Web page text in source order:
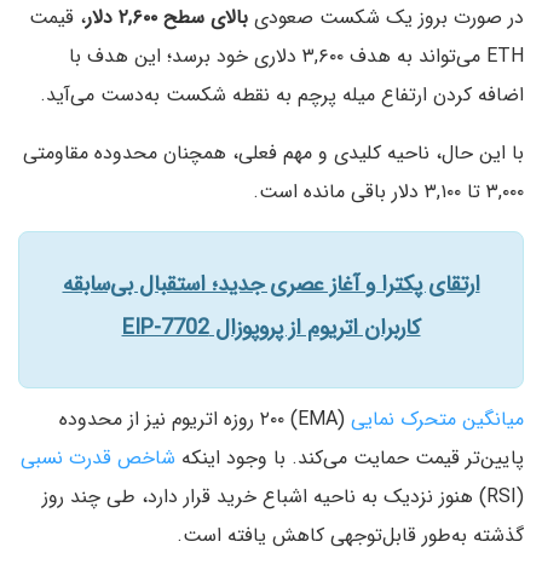
در صورت بروز یک شکست صعودی بالای سطح ۲,۶۰۰ دلار
، قیمت
ETH می‌تواند به هدف ۳,۶۰۰ دلاری خود برسد؛ این هدف با
اضافه کردن ارتفاع میله پرچم به نقطه شکست به‌‌دست می‌آید.
با این حال، ناحیه کلیدی و مهم فعلی، همچنان محدوده مقاومتی
۳,۰۰۰ تا ۳,۱۰۰ دلار باقی مانده است.
ارتقای پکترا و آغاز عصری جدید؛ استقبال بی‌سابقه
کاربران اتریوم از پروپوزال EIP-7702
میانگین متحرک نمایی
(EMA) ۲۰۰ روزه اتریوم نیز از محدوده
پایین‌تر قیمت حمایت می‌کند. با وجود اینکه شاخص قدرت نسبی
(RSI) هنوز نزدیک به ناحیه اشباع خرید قرار دارد، طی چند روز
گذشته به‌طور قابل‌توجهی کاهش یافته است.